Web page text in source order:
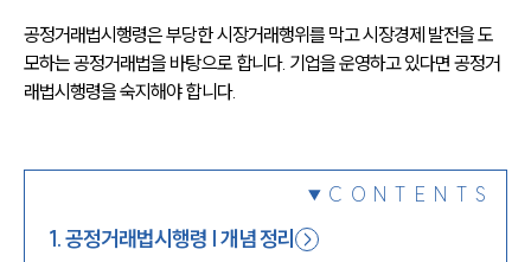
공정거래법시행령은 부당한 시장거래행위를 막고 시장경제 발전을 도
모하는 공정거래법을 바탕으로 합니다. 기업을 운영하고 있다면 공정거
래법시행령을 숙지해야 합니다.
CONTENTS
1.공정거래법시행령 | 개념 정리